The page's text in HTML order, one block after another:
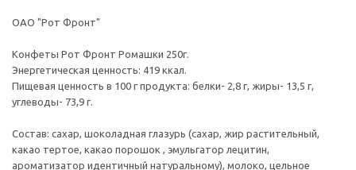
ОАО "Рот Фронт"
Конфеты Рот Фронт Ромашки 250г.
Энергетическая ценность: 419 ккал.
Пищевая ценность в 100 г продукта: белки- 2,8 г, жиры- 13,5 г,
углеводы- 73,9 г.
Состав: сахар, шоколадная глазурь (сахар, жир растительный,
какао тертое, какао порошок , эмульгатор лецитин,
ароматизатор идентичный натуральному), молоко, цельное